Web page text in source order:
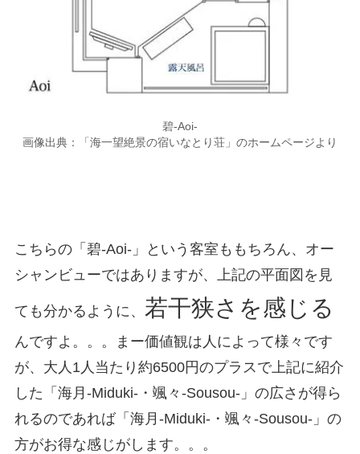
碧-Aoi-
画像出典：「海一望絶景の宿いなとり荘」のホームページより
こちらの「碧-Aoi-」という客室ももちろん、オー
シャンビューではありますが、上記の平面図を見
ても分かるように、 若干狭さを感じる
んですよ。。。まー価値観は人によって様々です
が、大人1人当たり約6500円のプラスで上記に紹介
した「海月-Miduki-・颯々-Sousou-」の広さが得ら
れるのであれば「海月-Miduki-・颯々-Sousou-」の
方がお得な感じがします。。。